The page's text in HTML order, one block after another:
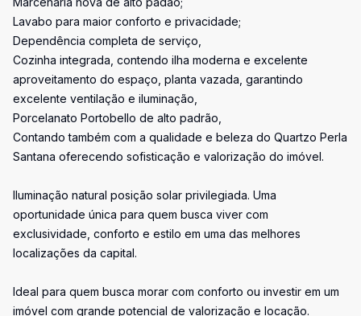
Lavabo para maior conforto e privacidade;
Dependência completa de serviço,
Cozinha integrada, contendo ilha moderna e excelente
aproveitamento do espaço, planta vazada, garantindo
excelente ventilação e iluminação,
Porcelanato Portobello de alto padrão,
Contando também com a qualidade e beleza do Quartzo Perla
Santana oferecendo sofisticação e valorização do imóvel.
Iluminação natural posição solar privilegiada. Uma
oportunidade única para quem busca viver com
exclusividade, conforto e estilo em uma das melhores
localizações da capital.
Ideal para quem busca morar com conforto ou investir em um
imóvel com grande potencial de valorização e locação.